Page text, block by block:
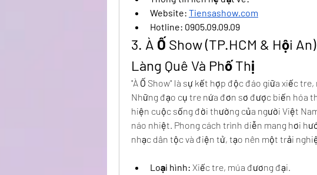
Website: Tiensashow.com
Hotline: 0905.09.09.09
3. À Ố Show (TP.HCM & Hội
Làng Quê Và Phố Thị
"À Ố Show" là sự kết hợp độc đáo giữa xiếc
Những đạo cụ tre nứa đơn sơ được biến hóa
hiện cuộc sống đời thường của người Việt
náo nhiệt. Phong cách trình diễn mang hơi
nhạc dân tộc và điện tử, tạo nên một trải
Loại hình: Xiếc tre, múa đương đại.